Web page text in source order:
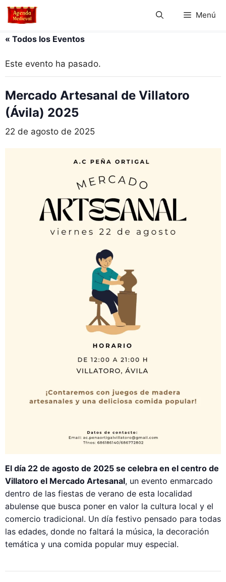
Saltar
Menú
« Todos los Eventos
Este evento ha pasado.
Mercado Artesanal de Villatoro
(Ávila) 2025
22 de agosto de 2025
El día 22 de agosto de 2025 se celebra en el centro de
Villatoro el Mercado Artesanal, un evento enmarcado
dentro de las fiestas de verano de esta localidad
abulense que busca poner en valor la cultura local y el
comercio tradicional. Un día festivo pensado para todas
las edades, donde no faltará la música, la decoración
temática y una comida popular muy especial.